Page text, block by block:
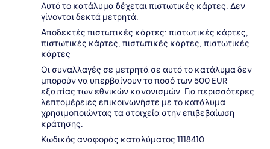
Αυτό το κατάλυμα δέχεται πιστωτικές κάρτες. Δεν
γίνονται δεκτά μετρητά.
Αποδεκτές πιστωτικές κάρτες: πιστωτικές κάρτες,
πιστωτικές κάρτες, πιστωτικές κάρτες, πιστωτικές
κάρτες
Οι συναλλαγές σε μετρητά σε αυτό το κατάλυμα δεν
μπορούν να υπερβαίνουν το ποσό των 500 EUR
εξαιτίας των εθνικών κανονισμών. Για περισσότερες
λεπτομέρειες επικοινωνήστε με το κατάλυμα
χρησιμοποιώντας τα στοιχεία στην επιβεβαίωση
κράτησης.
Κωδικός αναφοράς καταλύματος 1118410